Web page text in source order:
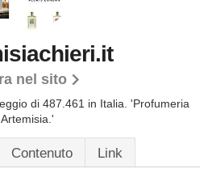
nel sito
di 487.461 in Italia. 'Profumeria
Artemisia.'
Contenuto
Link